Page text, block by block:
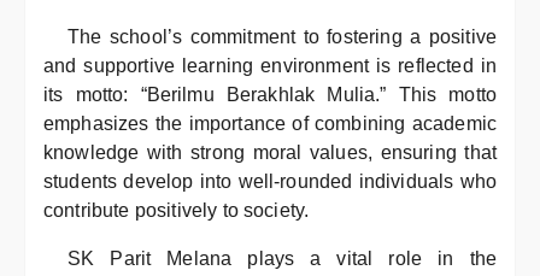
The school’s commitment to fostering a positive
and supportive learning environment is reflected in
its motto: “Berilmu Berakhlak Mulia.” This motto
emphasizes the importance of combining academic
knowledge with strong moral values, ensuring that
students develop into well-rounded individuals who
contribute positively to society.
SK Parit Melana plays a vital role in the